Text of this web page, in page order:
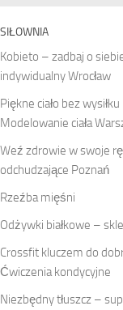
SIŁOWNIA
Kobieto – zadbaj o
indywidualny Wrocław
Piękne ciało bez
Modelowanie ciała
Weź zdrowie w swoje
odchudzające Poznań
Rzeźba mięśni
Odżywki białkowe –
Crossfit kluczem do
Ćwiczenia kondycyjne
Niezbędny tłuszcz –